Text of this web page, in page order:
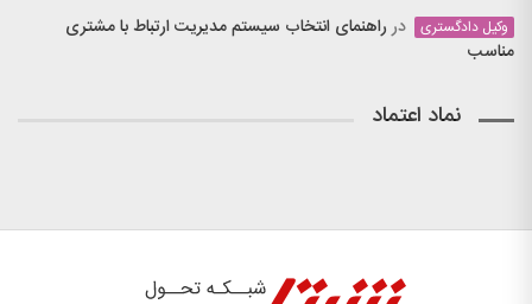
وکیل دادگستری در راهنمای انتخاب سیستم مدیریت ارتباط با مشتری
مناسب
نماد اعتماد